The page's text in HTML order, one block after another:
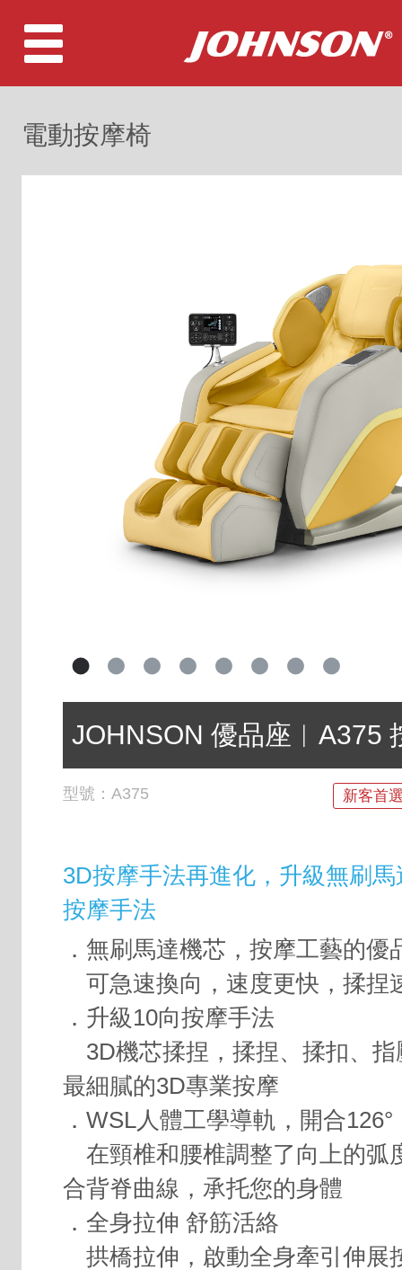
電動按摩椅
JOHNSON 優品座︱A375
型號： A375 新客首
3D按摩手法再進化，升級無刷
按摩手法
．無刷馬達機芯，按摩工藝的優
可急速換向，速度更快，揉捏
．升級10向按摩手法
3D機芯揉捏，揉捏、揉扣、指
最細膩的3D專業按摩
．WSL人體工學導軌，開合
在頸椎和腰椎調整了向上的弧
合背脊曲線，承托您的身體
．全身拉伸 舒筋活絡
拱橋拉伸，啟動全身牽引伸展